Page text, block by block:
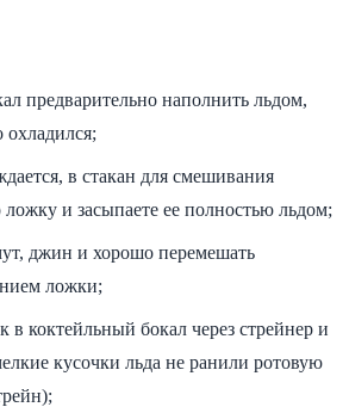
предварительно наполнить льдом,
в стакан для смешивания
и засыпаете ее полностью льдом;
джин и хорошо перемешать
ложки;
в коктейльный бокал через стрейнер и
кусочки льда не ранили ротовую